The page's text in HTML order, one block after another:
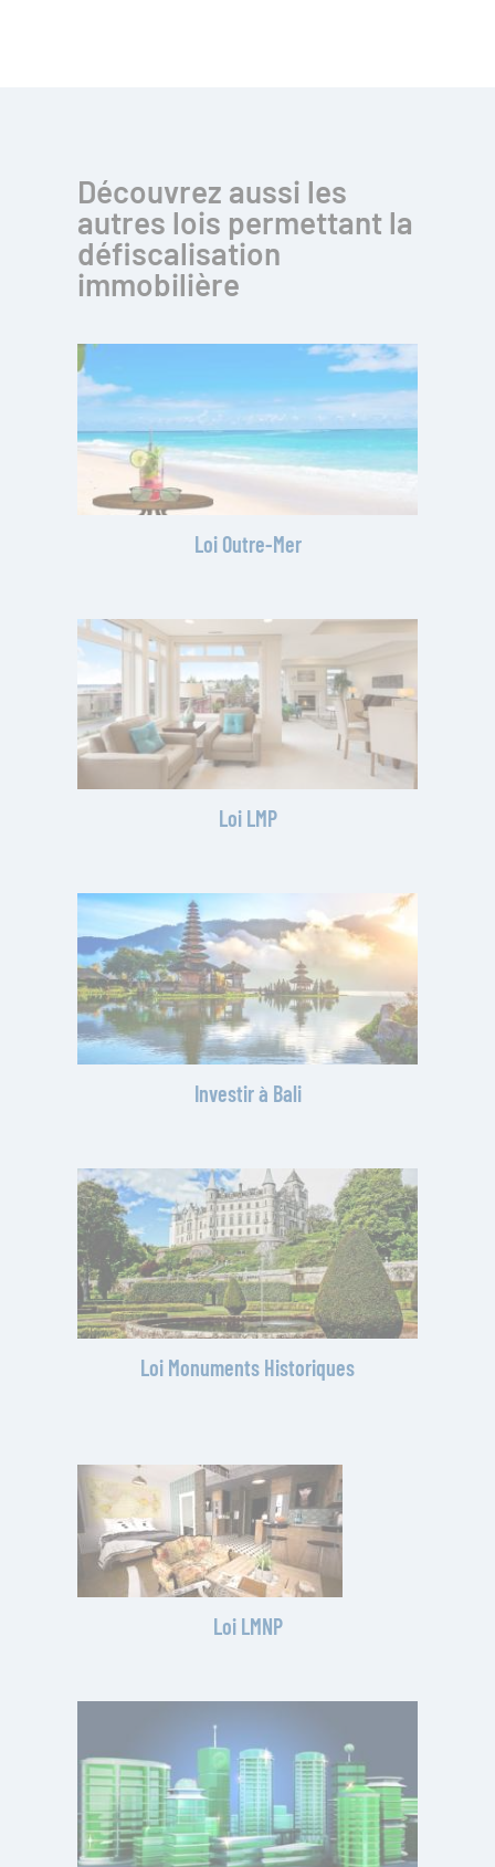
Découvrez aussi les
autres lois permettant la
défiscalisation
immobilière
Loi Outre-Mer
Loi LMP
Investir à Bali
Loi Monuments Historiques
Loi LMNP